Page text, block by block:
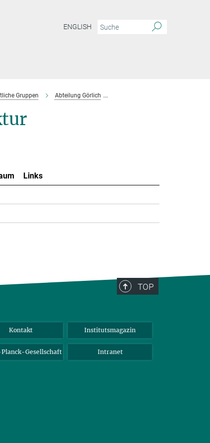
ENGLISH
Gruppen Abteilung Görlich
Links
TOP
Kontakt Institutsmagazin
Gesellschaft Intranet